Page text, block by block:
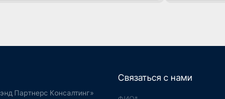
Партнерс Консалтинг»
Связаться с нами